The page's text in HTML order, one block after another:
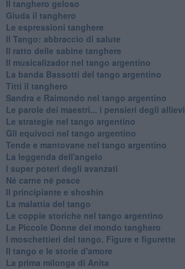
Il tanghero geloso
Giuda il tanghero
Le espressioni tanghere
Il Tango: abbraccio di salute
Il ratto delle sabine tanghere
Il musicalizador nel tango argentino
La banda Bassotti del tango argentino
Titti il tanghero
Sandra e Raimondo nel tango argentino
Le parole dei maestri... i pensieri degli allievi
Le strategie nel tango argentino
Gli equivoci nel tango argentino
Tende e mantovane nel tango argentino
La leggenda dell'angelo
I super poteri degli avanzati
​Né carne né pesce
Il principiante e shoshin
La malattia del tango
Le coppie storiche nel tango argentino
​Le Piccole Donne del mondo tanghero
I moschettieri del tango. Figure e figurette
Il tango e le storie d'amore
​La prima milonga di Anita